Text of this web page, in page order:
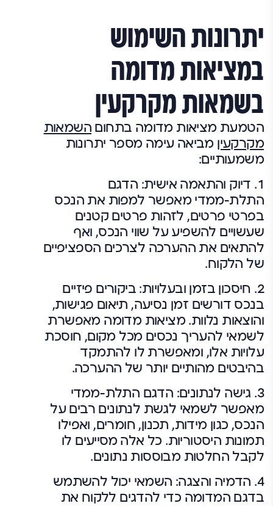
יתרונות השימוש
במציאות מדומה
בשמאות מקרקעין
הטמעת מציאות מדומה בתחום השמאות
מקרקעין מביאה עימה מספר יתרונות
משמעותיים:
1. דיוק והתאמה אישית: הדגם
התלת-ממדי מאפשר למפות את הנכס
בפרטי פרטים, לזהות פרטים קטנים
שעשויים להשפיע על שווי הנכס, ואף
להתאים את ההערכה לצרכים הספציפיים
של הלקוח.
2. חיסכון בזמן ובעלויות: ביקורים פיזיים
בנכס דורשים זמן נסיעה, תיאום פגישות,
והוצאות נלוות. מציאות מדומה מאפשרת
לשמאי להעריך נכסים מכל מקום, חוסכת
עלויות אלו, ומאפשרת לו להתמקד
בהיבטים מהותיים יותר של ההערכה.
3. גישה לנתונים: הדגם התלת-ממדי
מאפשר לשמאי לגשת לנתונים רבים על
הנכס, כגון מידות, תכנון, חומרים, ואפילו
תמונות היסטוריות. כל אלה מסייעים לו
לקבל החלטות מבוססות נתונים.
4. הדמיה והצגה: השמאי יכול להשתמש
בדגם המדומה כדי להדגים ללקוח את